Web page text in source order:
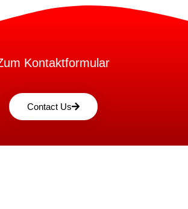
Kontaktformular
Contact Us